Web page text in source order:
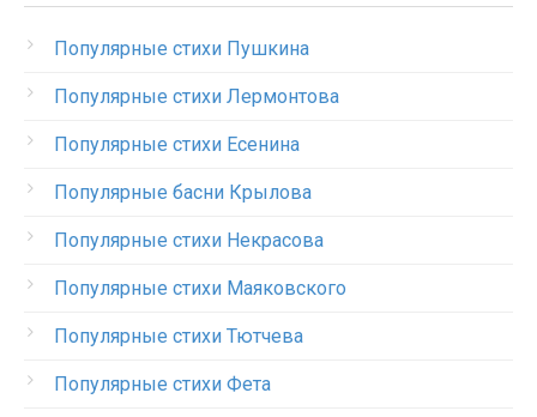
Популярные стихи Пушкина
Популярные стихи Лермонтова
Популярные стихи Есенина
Популярные басни Крылова
Популярные стихи Некрасова
Популярные стихи Маяковского
Популярные стихи Тютчева
Популярные стихи Фета